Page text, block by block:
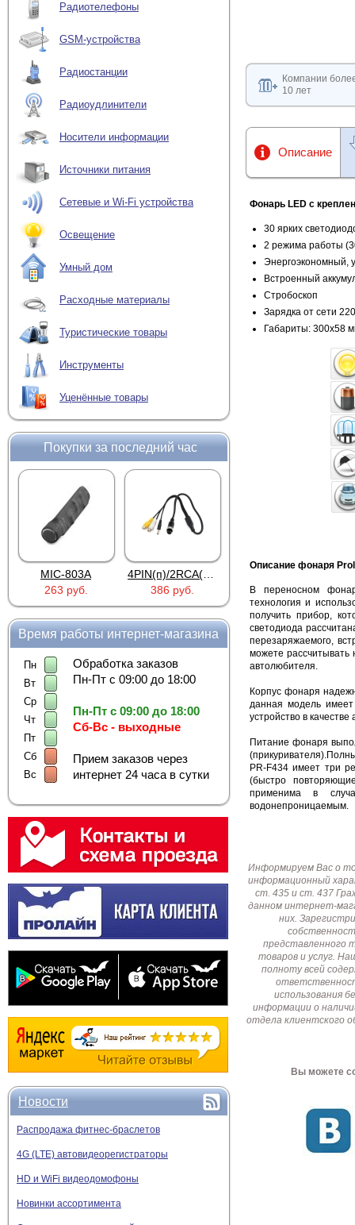
Радиотелефоны
GSM-устройства
Радиостанции
Радиоудлинители
Носители информации
Источники питания
Сетевые и Wi-Fi устройства
Освещение
Умный дом
Расходные материалы
Туристические товары
Инструменты
Уценённые товары
Покупки за последний час
MIC-803A
263 руб.
386 руб.
386 руб.
Время работы интернет-магазина
Пн
Вт
Ср
Чт
Пт
Сб
Вс
Обработка заказов
Пн-Пт с 09:00 до 18:00
Пн-Пт с 09:00 до 18:00
Сб-Вс - выходные
Прием заказов через
интернет 24 часа в сутки
Новости
Распродажа фитнес-браслетов
4G (LTE) автовидеорегистраторы
HD и WiFi видеодомофоны
Новинки ассортимента
Компании
10 лет
Описание
Фонарь LED с
30 ярких
2 режима работы
Энергоэкономный,
Встроенный
Стробоскоп
Зарядка от сети
Габариты: 300x58
Описание фонаря
В переносном
технология и
получить прибор,
светодиода
перезаряжаемого,
можете
автолюбителя.
Корпус фонаря
данная модель
устройство в
Питание фонаря
PR-F434 имеет три
(быстро
применима в
водонепроницаемым.
Информируем Вас о
информационный
ст. 435 и ст. 437
данном интернет-
них.
представленного
товаров и услуг.
полноту всей
использования
информации о
отдела клиентского
Вы можете